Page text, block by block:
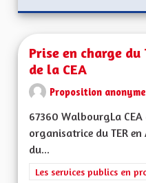
Prise en charge
de la CEA
Proposition anonyme
67360 WalbourgLa
organisatrice du TER
du...
Filtrer les résultats de la
Les services publics en